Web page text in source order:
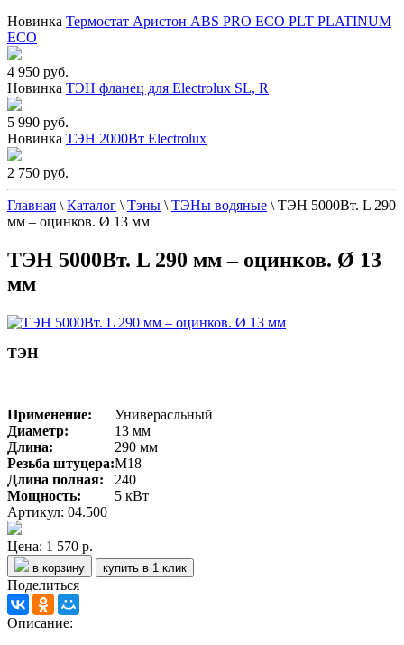
Новинка Термостат Аристон ABS PRO ECO PLT PLATINUM
ECO
4 950 руб.
Новинка ТЭН фланец для Electrolux SL, R
5 990 руб.
Новинка ТЭН 2000Вт Electrolux
2 750 руб.
Главная \ Каталог \ Тэны \ ТЭНы водяные \ ТЭН 5000Вт. L 290
мм – оцинков. Ø 13 мм
ТЭН 5000Вт. L 290 мм – оцинков. Ø 13
мм
ТЭН
Применение:
Универасльный
Диаметр:
13 мм
Длина:
290 мм
Резьба штуцера:М18
Длина полная:
240
Мощность:
5 кВт
Артикул: 04.500
Цена: 1 570 р.
в корзину купить в 1 клик
Поделиться
Описание: